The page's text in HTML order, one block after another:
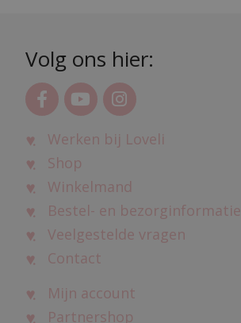
Volg ons hier:
Werken bij Loveli
Shop
Winkelmand
Bestel- en bezorginformatie
Veelgestelde vragen
Contact
Mijn account
Partnershop